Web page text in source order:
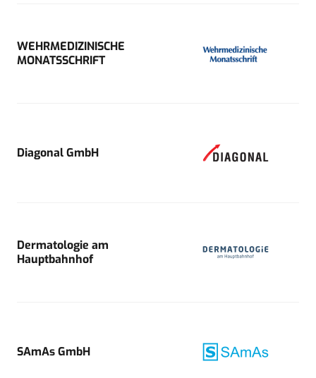
WEHRMEDIZINISCHE
MONATSSCHRIFT
Diagonal GmbH
Dermatologie am
Hauptbahnhof
SAmAs GmbH